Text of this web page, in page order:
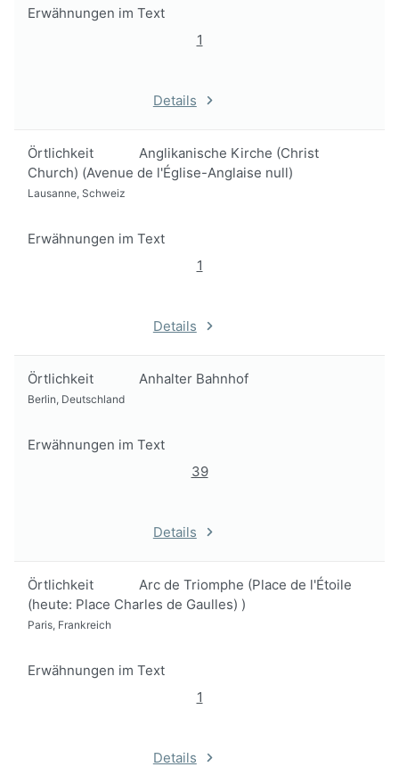
Erwähnungen im Text
1
Details
Örtlichkeit
Anglikanische Kirche (Christ
Church) (Avenue de l'Église-Anglaise null)
Lausanne, Schweiz
Erwähnungen im Text
1
Details
Örtlichkeit Anhalter Bahnhof
Berlin, Deutschland
Erwähnungen im Text
39
Details
Örtlichkeit
Arc de Triomphe (Place de l'Étoile
(heute: Place Charles de Gaulles) )
Paris, Frankreich
Erwähnungen im Text
1
Details